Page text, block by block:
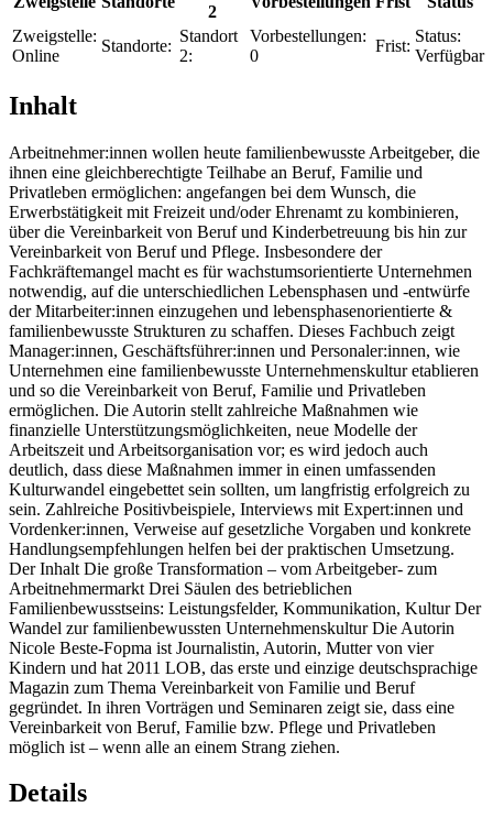
2
Zweigstelle:
Online
Standorte:
Standort
2:
Vorbestellungen:
0
Frist:
Status:
Verfügbar
Inhalt
Arbeitnehmer:innen wollen heute familienbewusste Arbeitgeber, die
ihnen eine gleichberechtigte Teilhabe an Beruf, Familie und
Privatleben ermöglichen: angefangen bei dem Wunsch, die
Erwerbstätigkeit mit Freizeit und/oder Ehrenamt zu kombinieren,
über die Vereinbarkeit von Beruf und Kinderbetreuung bis hin zur
Vereinbarkeit von Beruf und Pflege. Insbesondere der
Fachkräftemangel macht es für wachstumsorientierte Unternehmen
notwendig, auf die unterschiedlichen Lebensphasen und -entwürfe
der Mitarbeiter:innen einzugehen und lebensphasenorientierte &
familienbewusste Strukturen zu schaffen. Dieses Fachbuch zeigt
Manager:innen, Geschäftsführer:innen und Personaler:innen, wie
Unternehmen eine familienbewusste Unternehmenskultur etablieren
und so die Vereinbarkeit von Beruf, Familie und Privatleben
ermöglichen. Die Autorin stellt zahlreiche Maßnahmen wie
finanzielle Unterstützungsmöglichkeiten, neue Modelle der
Arbeitszeit und Arbeitsorganisation vor; es wird jedoch auch
deutlich, dass diese Maßnahmen immer in einen umfassenden
Kulturwandel eingebettet sein sollten, um langfristig erfolgreich zu
sein. Zahlreiche Positivbeispiele, Interviews mit Expert:innen und
Vordenker:innen, Verweise auf gesetzliche Vorgaben und konkrete
Handlungsempfehlungen helfen bei der praktischen Umsetzung.
Der Inhalt Die große Transformation – vom Arbeitgeber- zum
Arbeitnehmermarkt Drei Säulen des betrieblichen
Familienbewusstseins: Leistungsfelder, Kommunikation, Kultur Der
Wandel zur familienbewussten Unternehmenskultur Die Autorin
Nicole Beste-Fopma ist Journalistin, Autorin, Mutter von vier
Kindern und hat 2011 LOB, das erste und einzige deutschsprachige
Magazin zum Thema Vereinbarkeit von Familie und Beruf
gegründet. In ihren Vorträgen und Seminaren zeigt sie, dass eine
Vereinbarkeit von Beruf, Familie bzw. Pflege und Privatleben
möglich ist – wenn alle an einem Strang ziehen.
Details